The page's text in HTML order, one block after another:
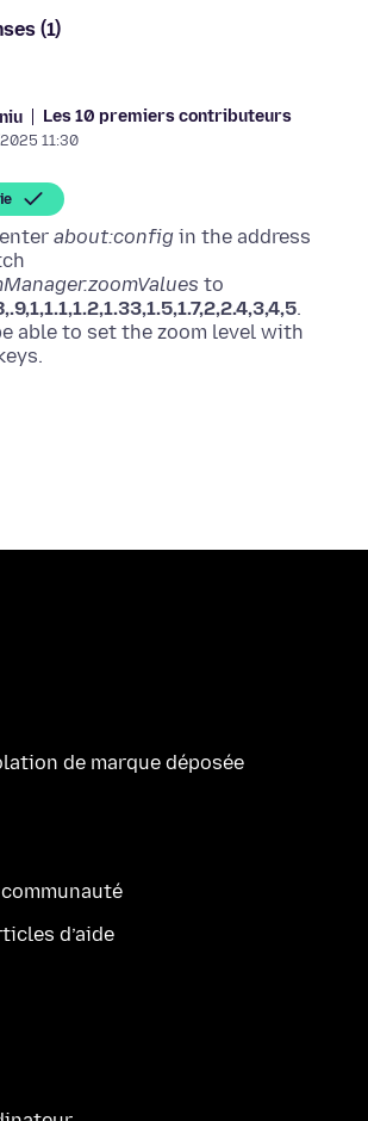
(1)
Les 10 premiers contributeurs
11:30
about:config in the address
to
.
able to set the zoom level with
de marque déposée
d’aide